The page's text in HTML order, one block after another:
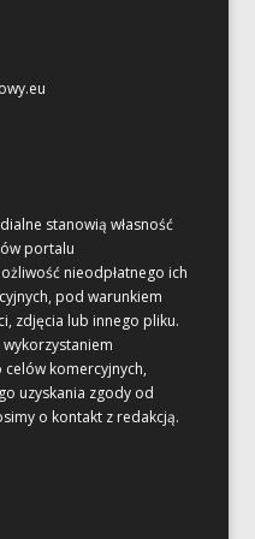
stanowią własność
portalu
nieodpłatnego ich
pod warunkiem
zdjęcia lub innego pliku.
komercyjnych,
uzyskania zgody od
o kontakt z redakcją.